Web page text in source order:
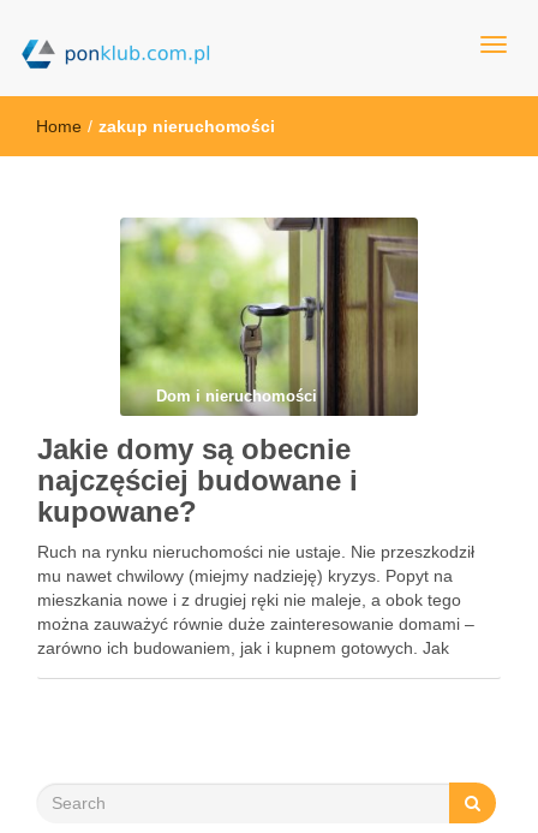
ponklub.com.pl
Home / zakup nieruchomości
Dom i nieruchomości
Jakie domy są obecnie
najczęściej budowane i
kupowane?
Ruch na rynku nieruchomości nie ustaje. Nie przeszkodził
mu nawet chwilowy (miejmy nadzieję) kryzys. Popyt na
mieszkania nowe i z drugiej ręki nie maleje, a obok tego
można zauważyć równie duże zainteresowanie domami –
zarówno ich budowaniem, jak i kupnem gotowych. Jak